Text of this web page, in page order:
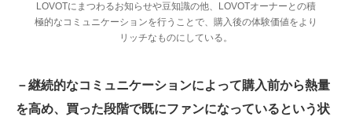
LOVOTにまつわるお知らせや豆知識の他、LOVOTオーナーとの積
極的なコミュニケーションを行うことで、購入後の体験価値をより
リッチなものにしている。
－継続的なコミュニケーションによって購入前から熱量
を高め、買った段階で既にファンになっているという状